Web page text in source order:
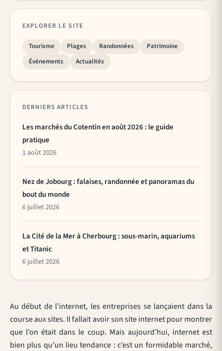
Au début de l’internet, les entreprises se lançaient dans la
course aux sites. Il fallait avoir son site internet pour montrer
que l’on était dans le coup. Mais aujourd’hui, internet est
bien plus qu’un lieu tendance : c’est un formidable marché,
EXPLORER LE SITE
Tourisme Plages Randonnées
Patrimoine
Événements
Actualités
DERNIERS ARTICLES
Les marchés du Cotentin en août 2026 : le guide
pratique
1 août 2026
Nez de Jobourg : falaises, randonnée et panoramas du
bout du monde
6 juillet 2026
La Cité de la Mer à Cherbourg : sous-marin, aquariums
et Titanic
6 juillet 2026